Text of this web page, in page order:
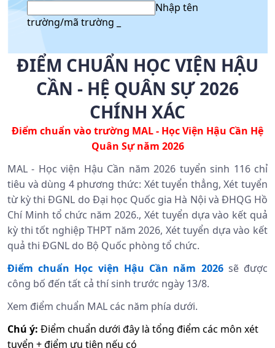
Nhập tên
trường/mã trường _
ĐIỂM CHUẨN HỌC VIỆN HẬU
CẦN - HỆ QUÂN SỰ 2026
CHÍNH XÁC
Điểm chuẩn vào trường MAL - Học Viện Hậu Cần Hệ
Quân Sự năm 2026
MAL - Học viện Hậu Cần năm 2026 tuyển sinh 116 chỉ
tiêu và dùng 4 phương thức: Xét tuyển thẳng, Xét tuyển
từ kỳ thi ĐGNL do Đại học Quốc gia Hà Nội và ĐHQG Hồ
Chí Minh tổ chức năm 2026., Xét tuyển dựa vào kết quả
kỳ thi tốt nghiệp THPT năm 2026, Xét tuyển dựa vào kết
quả thi ĐGNL do Bộ Quốc phòng tổ chức.
Điểm chuẩn Học viện Hậu Cần năm 2026 sẽ được
công bố đến tất cả thí sinh trước ngày 13/8.
Xem điểm chuẩn MAL các năm phía dưới.
Chú ý: Điểm chuẩn dưới đây là tổng điểm các môn xét
tuyển + điểm ưu tiên nếu có